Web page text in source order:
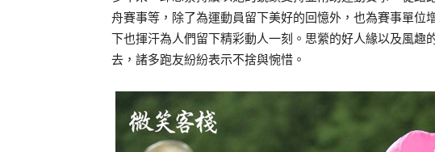
舟賽事等，除了為運動員留下美好的回憶外，也為賽事單位
下也揮汗為人們留下精彩動人一刻。思縈的好人緣以及風趣
去，諸多跑友紛紛表示不捨與惋惜。